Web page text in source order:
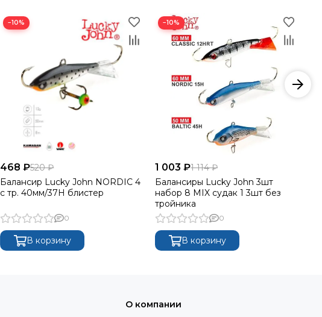
−10%
468 ₽520 ₽
Балансир Lucky John NORDIC 4
с тр. 40мм/37H блистер
0
В корзину
−10%
1 003 ₽1 114 ₽
Балансиры Lucky John 3шт
набор 8 MIX судак 1 3шт без
тройника
0
В корзину
О компании